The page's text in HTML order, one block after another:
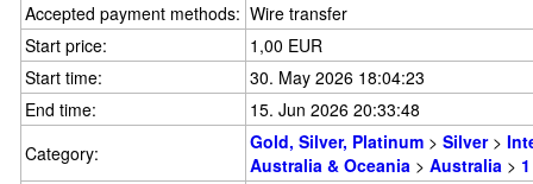
Accepted payment methods: Wire transfer
Start price:
1,00 EUR
Start time:
30. May 2026 18:04:23
End time:
15. Jun 2026 20:33:48
Category:
Gold, Silver, Platinum > Silver>
Australia & Oceania > Australia >